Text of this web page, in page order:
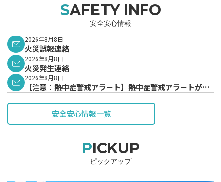
SAFETY INFO
安全安心情報
2026年8月8日
火災誤報連絡
2026年8月8日
火災発生連絡
2026年8月8日
【注意：熱中症警戒アラート】熱中症警戒アラートが発
安全安心情報一覧
PICKUP
ピックアップ